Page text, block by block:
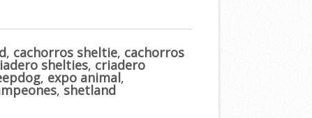
, cachorros sheltie, cachorros
shelties, criadero
, expo animal,
,shetland